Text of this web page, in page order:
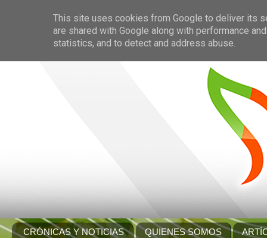
CRÓNICAS Y NOTICIAS QUIENES SOMOS
This site uses cookies from Google to deliver its
are shared with Google along with performance
statistics, and to detect and address abuse.